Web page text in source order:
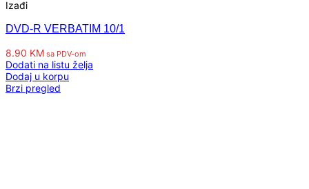
Izađi
DVD-R VERBATIM 10/1
8.90 KM sa PDV-om
Dodati na listu želja
Dodaj u korpu
Brzi pregled